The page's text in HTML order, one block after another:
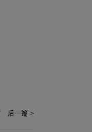
后一篇 >